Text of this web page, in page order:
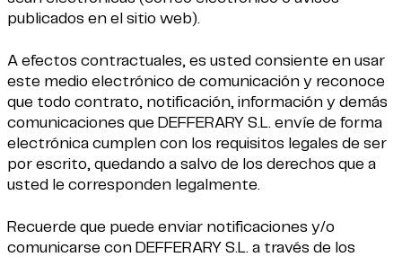
publicados en el sitio web).
A efectos contractuales, es usted consiente en usar
este medio electrónico de comunicación y reconoce
que todo contrato, notificación, información y demás
comunicaciones que DEFFERARY S.L. envíe de forma
electrónica cumplen con los requisitos legales de ser
por escrito, quedando a salvo de los derechos que a
usted le corresponden legalmente.
Recuerde que puede enviar notificaciones y/o
comunicarse con DEFFERARY S.L. a través de los